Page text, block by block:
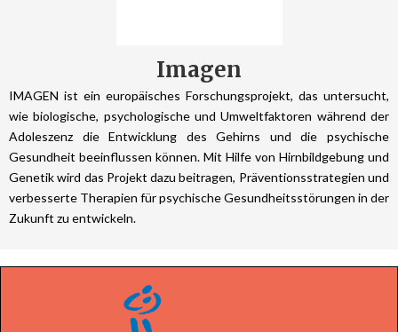
Imagen
IMAGEN ist ein europäisches Forschungsprojekt, das untersucht,
wie biologische, psychologische und Umweltfaktoren während der
Adoleszenz die Entwicklung des Gehirns und die psychische
Gesundheit beeinflussen können. Mit Hilfe von Hirnbildgebung und
Genetik wird das Projekt dazu beitragen, Präventionsstrategien und
verbesserte Therapien für psychische Gesundheitsstörungen in der
Zukunft zu entwickeln.